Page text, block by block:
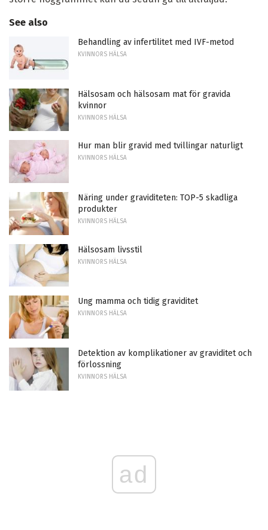
See also
Behandling av infertilitet med IVF-metod
KVINNORS HÄLSA
Hälsosam och hälsosam mat för gravida
kvinnor
KVINNORS HÄLSA
Hur man blir gravid med tvillingar naturligt
KVINNORS HÄLSA
Näring under graviditeten: TOP-5 skadliga
produkter
KVINNORS HÄLSA
Hälsosam livsstil
KVINNORS HÄLSA
Ung mamma och tidig graviditet
KVINNORS HÄLSA
Detektion av komplikationer av graviditet och
förlossning
KVINNORS HÄLSA
ad